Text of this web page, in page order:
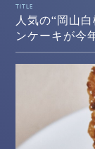
TITLE
人気の“岡山
ンケーキが今